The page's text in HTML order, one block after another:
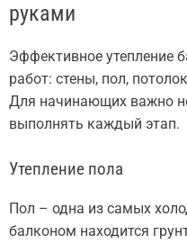
руками
Эффективное утепление
работ: стены, пол,
Для начинающих важно
выполнять каждый этап.
Утепление пола
Пол – одна из самых
балконом находится